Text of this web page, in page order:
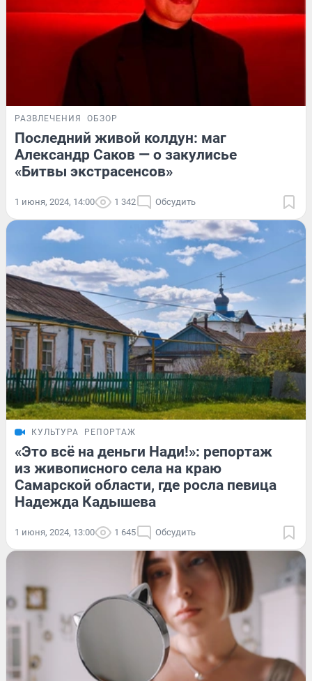
РАЗВЛЕЧЕНИЯ ОБЗОР
Последний живой колдун: маг
Александр Саков — о закулисье
«Битвы экстрасенсов»
1 июня, 2024, 14:00 1 342 Обсудить
КУЛЬТУРА РЕПОРТАЖ
«Это всё на деньги Нади!»: репортаж
из живописного села на краю
Самарской области, где росла певица
Надежда Кадышева
1 июня, 2024, 13:00 1 645 Обсудить